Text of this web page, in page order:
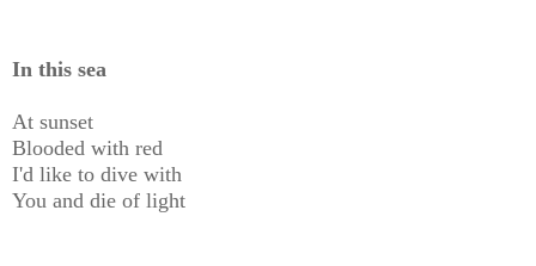
In this sea
At sunset
Blooded with red
I'd like to dive with
You and die of light